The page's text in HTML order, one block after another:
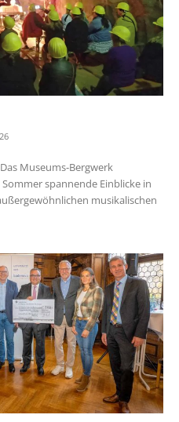
Museums-Bergwerk
spannende Einblicke in
musikalischen